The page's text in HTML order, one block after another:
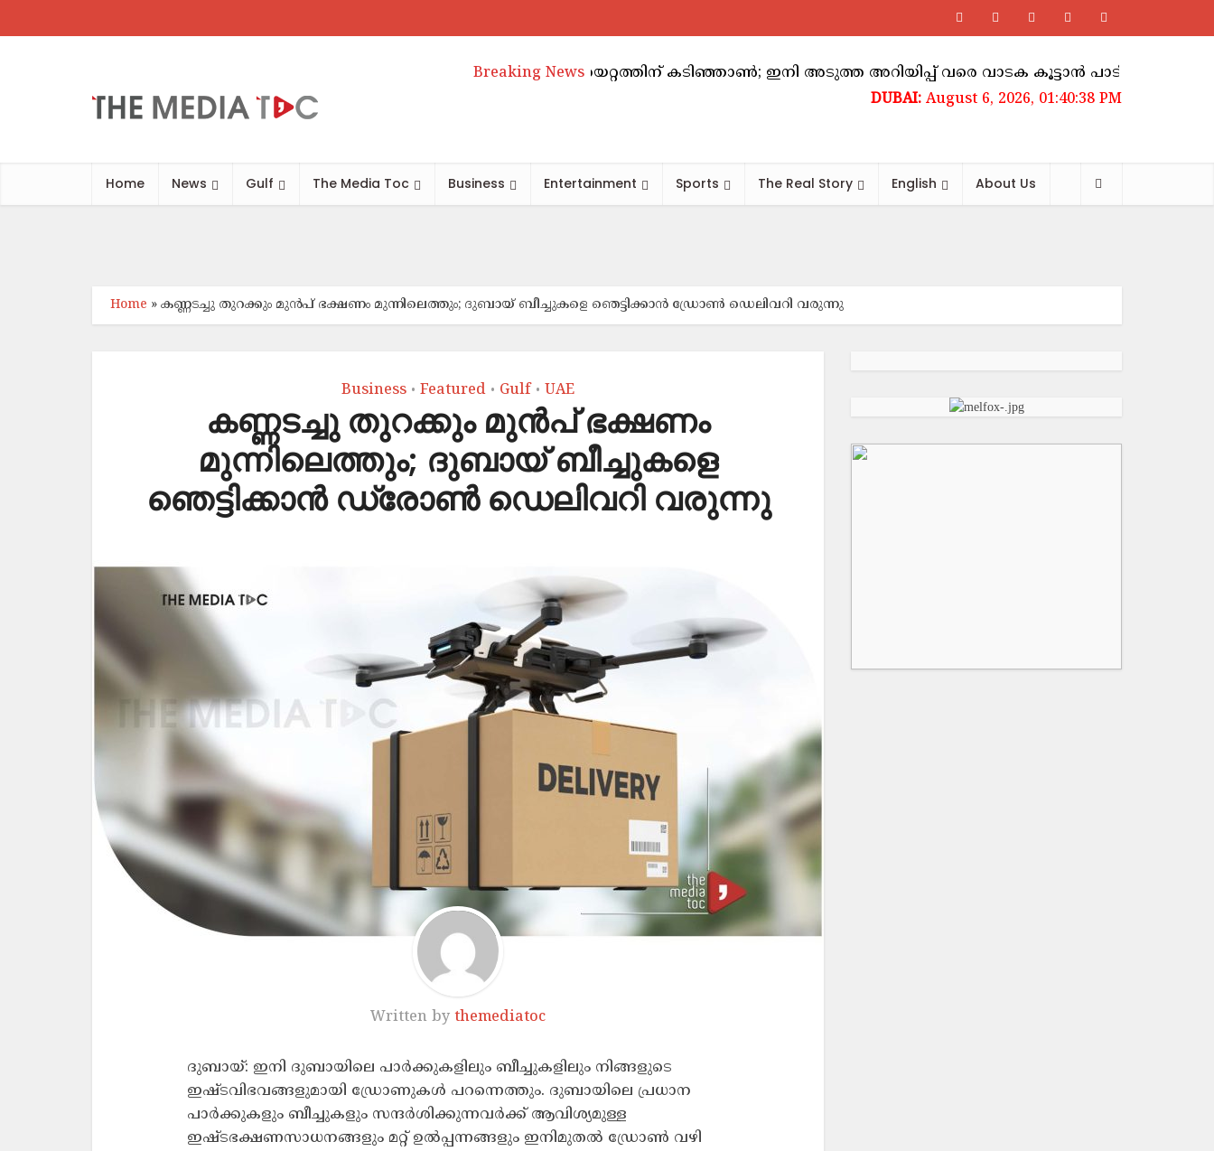
Breaking News
അബുദാബിയിൽ വാടകക്കയറ്റത്തിന് കടിഞ്ഞാൺ; ഇനി അടുത്ത അറിയിപ്പ് വരെ വാടക കൂട്ടാൻ പാടില്ലെന്ന് ഉത്തരവ്
August 6, 2026, 01:40:39 PM
Home News Gulf The Media Toc Business Entertainment Sports The Real Story English About Us
Home » കണ്ണടച്ചു തുറക്കും മുൻപ് ഭക്ഷണം മുന്നിലെത്തും; ദുബായ് ബീച്ചുകളെ ഞെട്ടിക്കാൻ ഡ്രോൺ ഡെലിവറി വരുന്നു
Business • Featured • Gulf • UAE
കണ്ണടച്ചു തുറക്കും മുൻപ് ഭക്ഷണം
മുന്നിലെത്തും; ദുബായ് ബീച്ചുകളെ
ഞെട്ടിക്കാൻ ഡ്രോൺ ഡെലിവറി വരുന്നു
Written by themediatoc
ദുബായ്: ഇനി ദുബായിലെ പാർക്കുകളിലും ബീച്ചുകളിലും നിങ്ങളുടെ
ഇഷ്ടവിഭവങ്ങളുമായി ഡ്രോണുകൾ പറന്നെത്തും. ദുബായിലെ പ്രധാന
പാർക്കുകളും ബീച്ചുകളും സന്ദർശിക്കുന്നവർക്ക് ആവിശ്യമുള്ള
ഇഷ്ടഭക്ഷണസാധനങ്ങളും മറ്റ് ഉൽപ്പന്നങ്ങളും ഇനിമുതൽ ഡ്രോൺ വഴി